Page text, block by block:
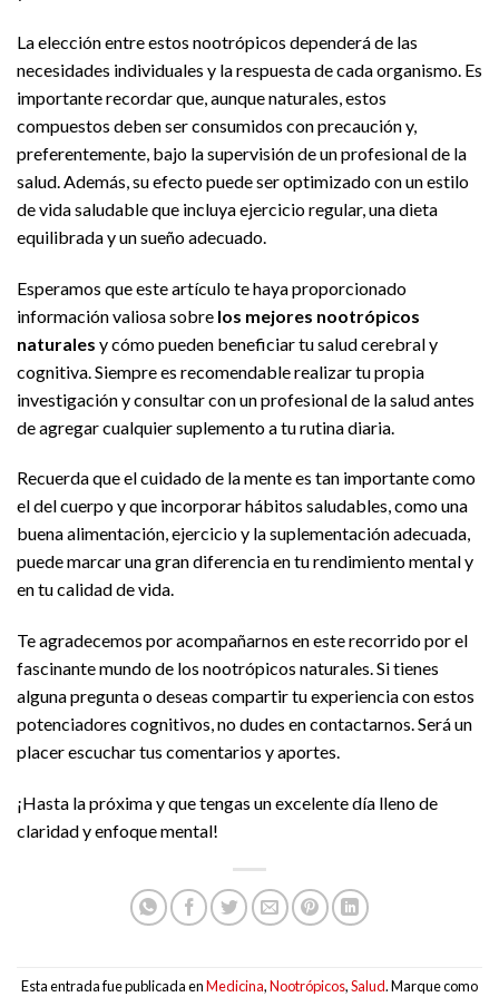
La elección entre estos nootrópicos dependerá de las
necesidades individuales y la respuesta de cada organismo. Es
importante recordar que, aunque naturales, estos
compuestos deben ser consumidos con precaución y,
preferentemente, bajo la supervisión de un profesional de la
salud. Además, su efecto puede ser optimizado con un estilo
de vida saludable que incluya ejercicio regular, una dieta
equilibrada y un sueño adecuado.
Esperamos que este artículo te haya proporcionado
información valiosa sobre los mejores nootrópicos
naturales y cómo pueden beneficiar tu salud cerebral y
cognitiva. Siempre es recomendable realizar tu propia
investigación y consultar con un profesional de la salud antes
de agregar cualquier suplemento a tu rutina diaria.
Recuerda que el cuidado de la mente es tan importante como
el del cuerpo y que incorporar hábitos saludables, como una
buena alimentación, ejercicio y la suplementación adecuada,
puede marcar una gran diferencia en tu rendimiento mental y
en tu calidad de vida.
Te agradecemos por acompañarnos en este recorrido por el
fascinante mundo de los nootrópicos naturales. Si tienes
alguna pregunta o deseas compartir tu experiencia con estos
potenciadores cognitivos, no dudes en contactarnos. Será un
placer escuchar tus comentarios y aportes.
¡Hasta la próxima y que tengas un excelente día lleno de
claridad y enfoque mental!
Esta entrada fue publicada enMedicina,Nootrópicos,Salud. Marque como